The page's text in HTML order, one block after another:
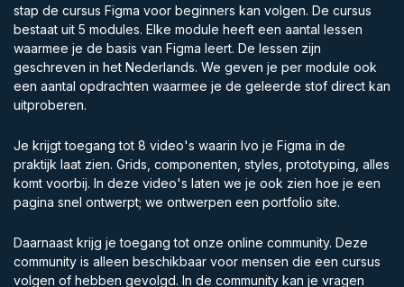
stap de cursus Figma voor beginners kan volgen. De cursus
bestaat uit 5 modules. Elke module heeft een aantal lessen
waarmee je de basis van Figma leert. De lessen zijn
geschreven in het Nederlands. We geven je per module ook
een aantal opdrachten waarmee je de geleerde stof direct kan
uitproberen.
Je krijgt toegang tot 8 video's waarin Ivo je Figma in de
praktijk laat zien. Grids, componenten, styles, prototyping, alles
komt voorbij. In deze video's laten we je ook zien hoe je een
pagina snel ontwerpt; we ontwerpen een portfolio site.
Daarnaast krijg je toegang tot onze online community. Deze
community is alleen beschikbaar voor mensen die een cursus
volgen of hebben gevolgd. In de community kan je vragen